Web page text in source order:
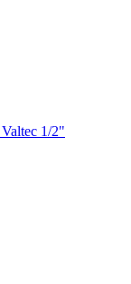
1/2"